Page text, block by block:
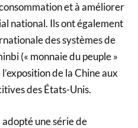
et à améliorer
national. Ils ont également
des systèmes de
(« monnaie du peuple »
de la Chine aux
des États-Unis.
adopté une série de